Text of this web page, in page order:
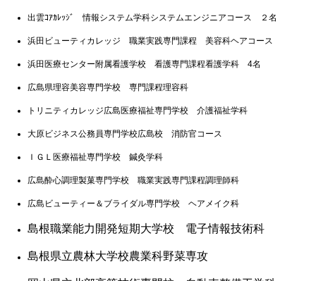
出雲ｺｱｶﾚｯｼﾞ 情報システム学科システムエンジニアコース ２名
浜田ビューティカレッジ 職業実践専門課程 美容科ヘアコース
浜田医療センター附属看護学校 看護専門課程看護学科 4名
広島県理容美容専門学校 専門課程理容科
トリニティカレッジ広島医療福祉専門学校 介護福祉学科
大原ビジネス公務員専門学校広島校 消防官コース
ＩＧＬ医療福祉専門学校 鍼灸学科
広島酔心調理製菓専門学校 職業実践専門課程調理師科
広島ビューティー＆ブライダル専門学校 ヘアメイク科
島根職業能力開発短期大学校 電子情報技術科
島根県立農林大学校農業科野菜専攻